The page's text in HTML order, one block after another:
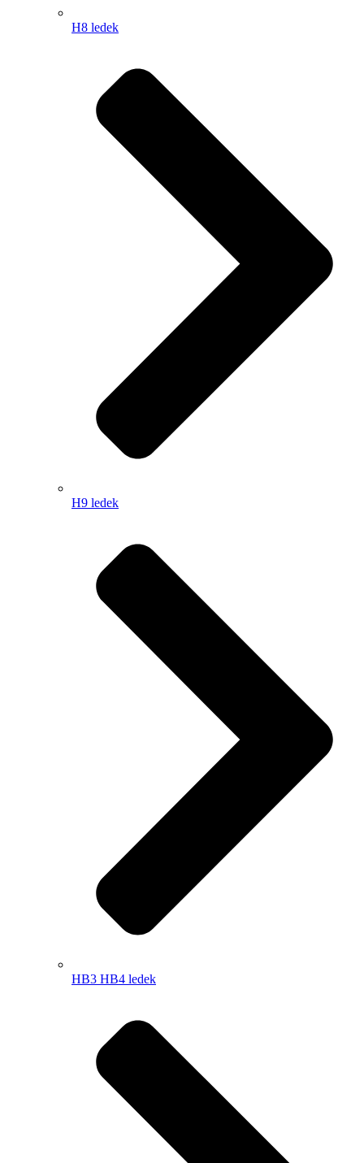
H8 ledek
H9 ledek
HB3 HB4 ledek